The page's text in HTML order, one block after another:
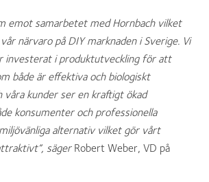
emot samarbetet med Hornbach vilket
närvaro på DIY marknaden i Sverige. Vi
investerat i produktutveckling för att
både är effektiva och biologiskt
våra kunder ser en kraftigt ökad
konsumenter och professionella
alternativ vilket gör vårt
säger Robert Weber, VD på